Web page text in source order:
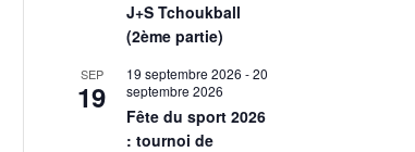
J+S Tchoukball
(2ème partie)
SEP
19
19 septembre 2026 -20
septembre 2026
Fête du sport 2026
: tournoi de